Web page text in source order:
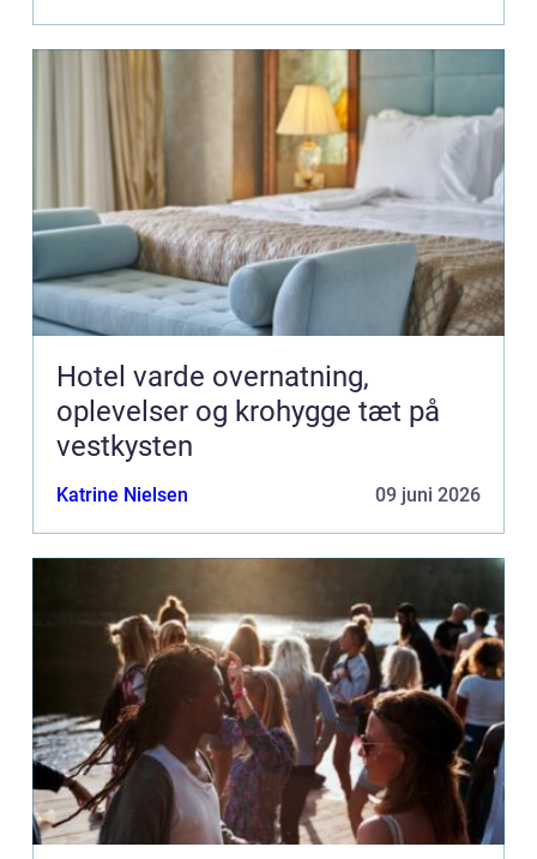
Hotel varde overnatning,
oplevelser og krohygge tæt på
vestkysten
Katrine Nielsen 09 juni 2026